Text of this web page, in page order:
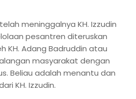
meninggalnya KH. Izzudin
pesantren diteruskan
KH. Adang Badruddin atau
masyarakat dengan
Beliau adalah menantu dan
KH. Izzudin.